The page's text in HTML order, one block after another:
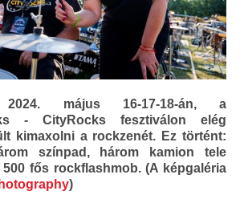
2024. május 16-17-18-án, a
- CityRocks fesztiválon elég
kimaxolni a rockzenét. Ez történt:
színpad, három kamion tele
500 fős rockflashmob. (A képgaléria
)